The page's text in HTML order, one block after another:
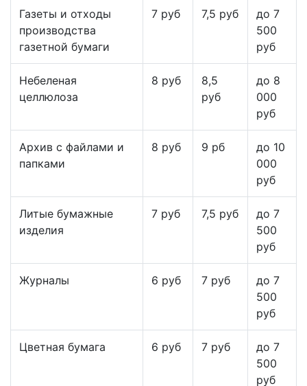
Газеты и отходы
производства
газетной бумаги
7 руб 7,5 руб
до 7
500
руб
Небеленая
целлюлоза
8 руб
8,5
руб
до 8
000
руб
Архив с файлами и
папками
8 руб 9 рб
до 10
000
руб
Литые бумажные
изделия
7 руб 7,5 руб
до 7
500
руб
Журналы 6 руб 7 руб
до 7
500
руб
Цветная бумага 6 руб 7 руб
до 7
500
руб